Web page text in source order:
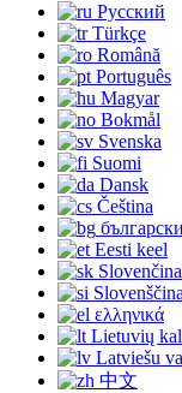
Русский
Türkçe
Română
Português
Magyar
Bokmål
Svenska
Suomi
Dansk
Čeština
Eesti keel
Slovenčina
ελληνικά
Lietuvių
Latviešu
中文